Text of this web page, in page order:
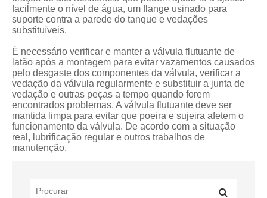
facilmente o nível de água, um flange usinado para
suporte contra a parede do tanque e vedações
substituíveis.
É necessário verificar e manter a válvula flutuante de
latão após a montagem para evitar vazamentos causados
​​pelo desgaste dos componentes da válvula, verificar a
vedação da válvula regularmente e substituir a junta de
vedação e outras peças a tempo quando forem
encontrados problemas. A válvula flutuante deve ser
mantida limpa para evitar que poeira e sujeira afetem o
funcionamento da válvula. De acordo com a situação
real, lubrificação regular e outros trabalhos de
manutenção.